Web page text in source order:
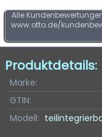
Alle
www.otto.de/
Produktdetails:
Marke:
GTIN:
Modell: